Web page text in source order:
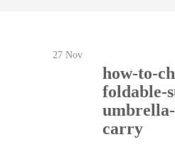
27 Nov
how-to-
foldable-
carry